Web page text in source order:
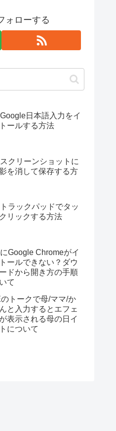
ォローする
日本語入力をイ
ールする方法
クリーンショットに
を消して保存する方
ラックパッドでタッ
リックする方法
Google Chromeがイ
ールできない？ダウ
ドから開き方の手順
て
のトークで母/ママ/か
と入力するとエフェ
表示される母の日イ
について